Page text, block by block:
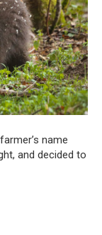
name
and decided to